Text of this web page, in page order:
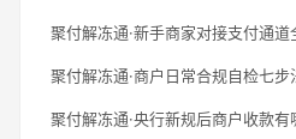
聚付解冻通·新手商家对接支付通道
聚付解冻通·商户日常合规自检七步
聚付解冻通·央行新规后商户收款有